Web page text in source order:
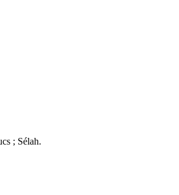
; Sélah.